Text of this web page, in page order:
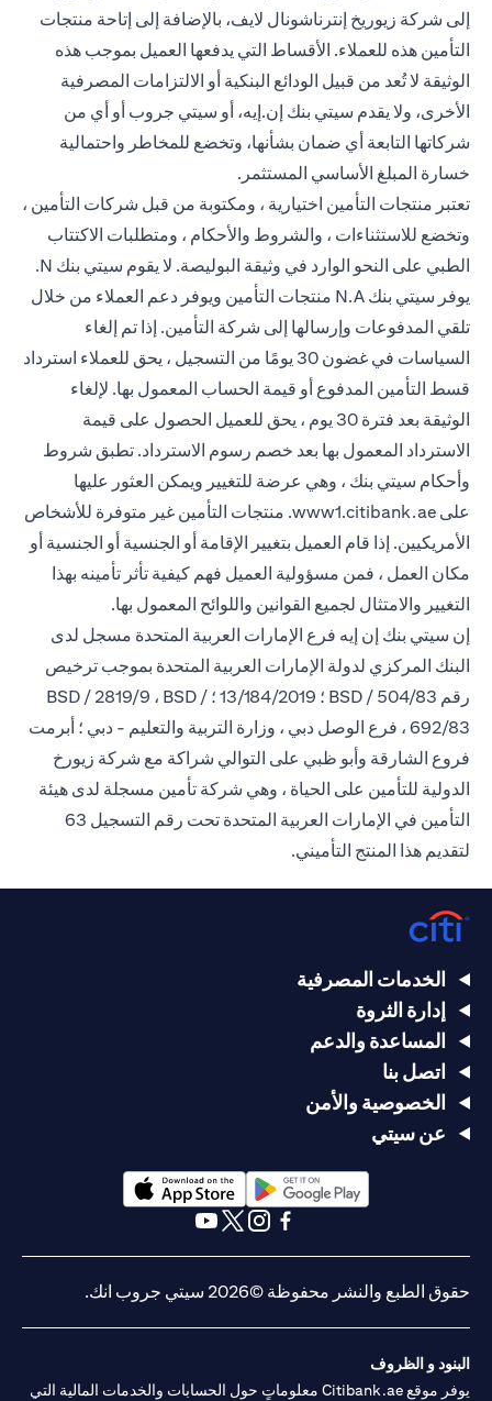
إلى شركة زيوريخ إنترناشونال لايف، بالإضافة إلى إتاحة منتجات
التأمين هذه للعملاء. الأقساط التي يدفعها العميل بموجب هذه
الوثيقة لا تُعد من قبيل الودائع البنكية أو الالتزامات المصرفية
الأخرى، ولا يقدم سيتي بنك إن.إيه، أو سيتي جروب أو أي من
شركاتها التابعة أي ضمان بشأنها، وتخضع للمخاطر واحتمالية
خسارة المبلغ الأساسي المستثمر.
تعتبر منتجات التأمين اختيارية ، ومكتوبة من قبل شركات التأمين ،
وتخضع للاستثناءات ، والشروط والأحكام ، ومتطلبات الاكتتاب
الطبي على النحو الوارد في وثيقة البوليصة. لا يقوم سيتي بنك N.
يوفر سيتي بنك N.A منتجات التأمين ويوفر دعم العملاء من خلال
تلقي المدفوعات وإرسالها إلى شركة التأمين. إذا تم إلغاء
السياسات في غضون 30 يومًا من التسجيل ، يحق للعملاء استرداد
قسط التأمين المدفوع أو قيمة الحساب المعمول بها. لإلغاء
الوثيقة بعد فترة 30 يوم ، يحق للعميل الحصول على قيمة
الاسترداد المعمول بها بعد خصم رسوم الاسترداد. تطبق شروط
وأحكام سيتي بنك ، وهي عرضة للتغيير ويمكن العثور عليها
على www1.citibank.ae
(opens in a new tab). منتجات التأمين غير متوفرة للأشخاص
الأمريكيين. إذا قام العميل بتغيير الإقامة أو الجنسية أو الجنسية أو
مكان العمل ، فمن مسؤولية العميل فهم كيفية تأثر تأمينه بهذا
التغيير والامتثال لجميع القوانين واللوائح المعمول بها.
إن سيتي بنك إن إيه فرع الإمارات العربية المتحدة مسجل لدى
البنك المركزي لدولة الإمارات العربية المتحدة بموجب ترخيص
رقم BSD / 504/83 ؛ 13/184/2019 ؛ BSD / 2819/9 ، BSD /
692/83 ، فرع الوصل دبي ، وزارة التربية والتعليم - دبي ؛ أبرمت
فروع الشارقة وأبو ظبي على التوالي شراكة مع شركة زيورخ
الدولية للتأمين على الحياة ، وهي شركة تأمين مسجلة لدى هيئة
التأمين في الإمارات العربية المتحدة تحت رقم التسجيل 63
لتقديم هذا المنتج التأميني.
الخدمات المصرفية
إدارة الثروة
المساعدة والدعم
اتصل بنا
الخصوصية والأمن
عن سيتي
(opens in a new tab)
حقوق الطبع والنشر محفوظة ©2026 سيتي جروب انك.
البنود و الظروف
يوفر موقع Citibank.ae معلوماتٍ حول الحسابات والخدمات المالية التي